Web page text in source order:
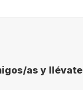
as y